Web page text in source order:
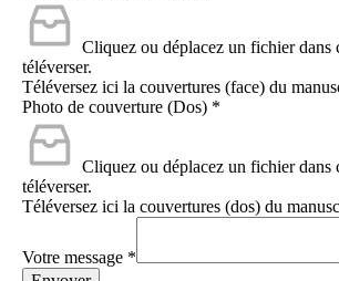
Cliquez ou déplacez un fichier dans
téléverser.
Téléversez ici la couvertures (face) du
Photo de couverture (Dos) *
Cliquez ou déplacez un fichier dans
téléverser.
Téléversez ici la couvertures (dos) du
Votre message *